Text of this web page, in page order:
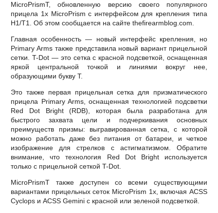
MicroPrismT, обновленную версию своего популярного
прицела 1x MicroPrism с интерфейсом для крепления типа
H1/T1. Об этом сообщается на сайте thefirearmblog.com.
Главная особенность — новый интерфейс крепления, но
Primary Arms также представила новый вариант прицельной
сетки. T-Dot — это сетка с красной подсветкой, оснащенная
яркой центральной точкой и линиями вокруг нее,
образующими букву Т.
Это также первая прицельная сетка для призматического
прицела Primary Arms, оснащенная технологией подсветки
Red Dot Bright (RDB), которая была разработана для
быстрого захвата цели и подчеркивания основных
преимуществ призмы: выгравированная сетка, с которой
можно работать даже без питания от батареи, и четкое
изображение для стрелков с астигматизмом. Обратите
внимание, что технология Red Dot Bright используется
только с прицельной сеткой T-Dot.
MicroPrismT также доступен со всеми существующими
вариантами прицельных сеток MicroPrism 1x, включая ACSS
Cyclops и ACSS Gemini с красной или зеленой подсветкой.